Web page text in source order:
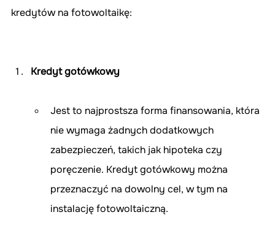
kredytów na fotowoltaikę:
Kredyt gotówkowy
Jest to najprostsza forma finansowania, która
nie wymaga żadnych dodatkowych
zabezpieczeń, takich jak hipoteka czy
poręczenie. Kredyt gotówkowy można
przeznaczyć na dowolny cel, w tym na
instalację fotowoltaiczną.